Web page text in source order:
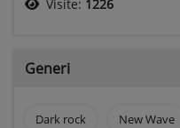
Visite: 1226
Generi
Dark rock New Wave